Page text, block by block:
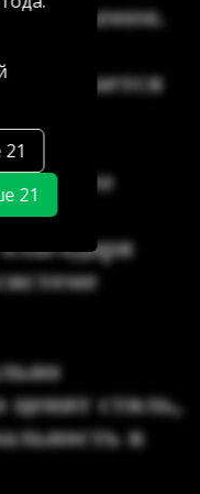
за дымом.
собирается
ценит стиль,
в
21